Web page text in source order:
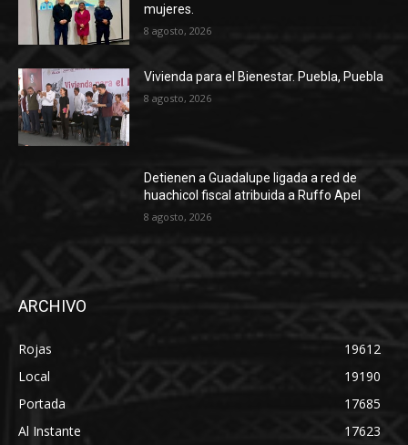
mujeres.
8 agosto, 2026
Vivienda para el Bienestar. Puebla, Puebla
8 agosto, 2026
Detienen a Guadalupe ligada a red de
huachicol fiscal atribuida a Ruffo Apel
8 agosto, 2026
ARCHIVO
Rojas
19612
Local
19190
Portada
17685
Al Instante
17623